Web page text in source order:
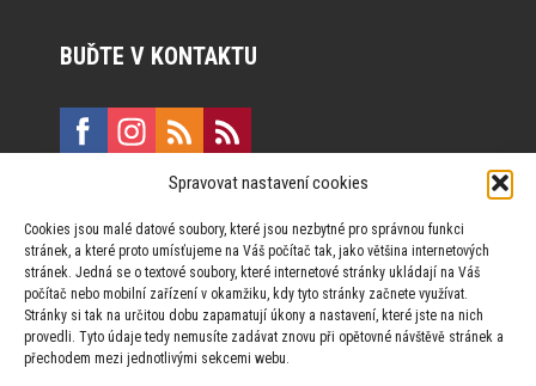
Spravovat nastavení cookies
Cookies jsou malé datové soubory, které jsou nezbytné pro správnou funkci
stránek, a které proto umísťujeme na Váš počítač tak, jako většina internetových
stránek. Jedná se o textové soubory, které internetové stránky ukládají na Váš
počítač nebo mobilní zařízení v okamžiku, kdy tyto stránky začnete využívat.
Stránky si tak na určitou dobu zapamatují úkony a nastavení, které jste na nich
provedli. Tyto údaje tedy nemusíte zadávat znovu při opětovné návštěvě stránek a
přechodem mezi jednotlivými sekcemi webu.
BUĎTE V KONTAKTU
Vinohradská 190, 130 00 Praha 3
Za publikovaný obsah odpovídají jednotliví autoři.